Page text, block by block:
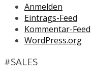
Anmelden
Eintrags-Feed
Kommentar-Feed
WordPress.org
#SALES